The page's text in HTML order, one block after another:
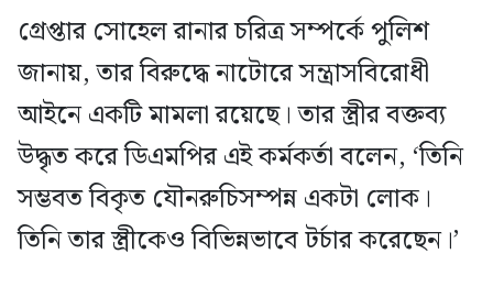
গ্রেপ্তার সোহেল রানার চরিত্র সম্পর্কে পুলিশ
জানায়, তার বিরুদ্ধে নাটোরে সন্ত্রাসবিরোধী
আইনে একটি মামলা রয়েছে। তার স্ত্রীর বক্তব্য
উদ্ধৃত করে ডিএমপির এই কর্মকর্তা বলেন, ‘তিনি
সম্ভবত বিকৃত যৌনরুচিসম্পন্ন একটা লোক।
তিনি তার স্ত্রীকেও বিভিন্নভাবে টর্চার করেছেন।’